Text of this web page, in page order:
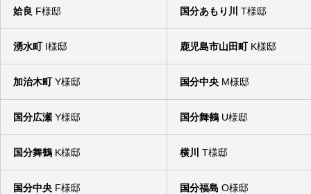
姶良 F様邸 国分あもり川 T様邸
湧水町I様邸 鹿児島市山田町K様邸
加治木町Y様邸 国分中央 M様邸
国分広瀬 Y様邸 国分舞鶴 U様邸
国分舞鶴 K様邸 横川 T様邸
国分中央 F様邸 国分福島 O様邸